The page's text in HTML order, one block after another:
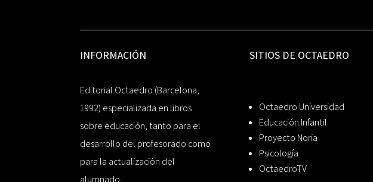
INFORMACIÓN
Editorial Octaedro (Barcelona,
1992) especializada en libros
sobre educación, tanto para el
desarrollo del profesorado como
para la actualización del
SITIOS DE OCTAEDRO
Octaedro Universidad
Educación Infantil
Proyecto Noria
Psicología
OctaedroTV